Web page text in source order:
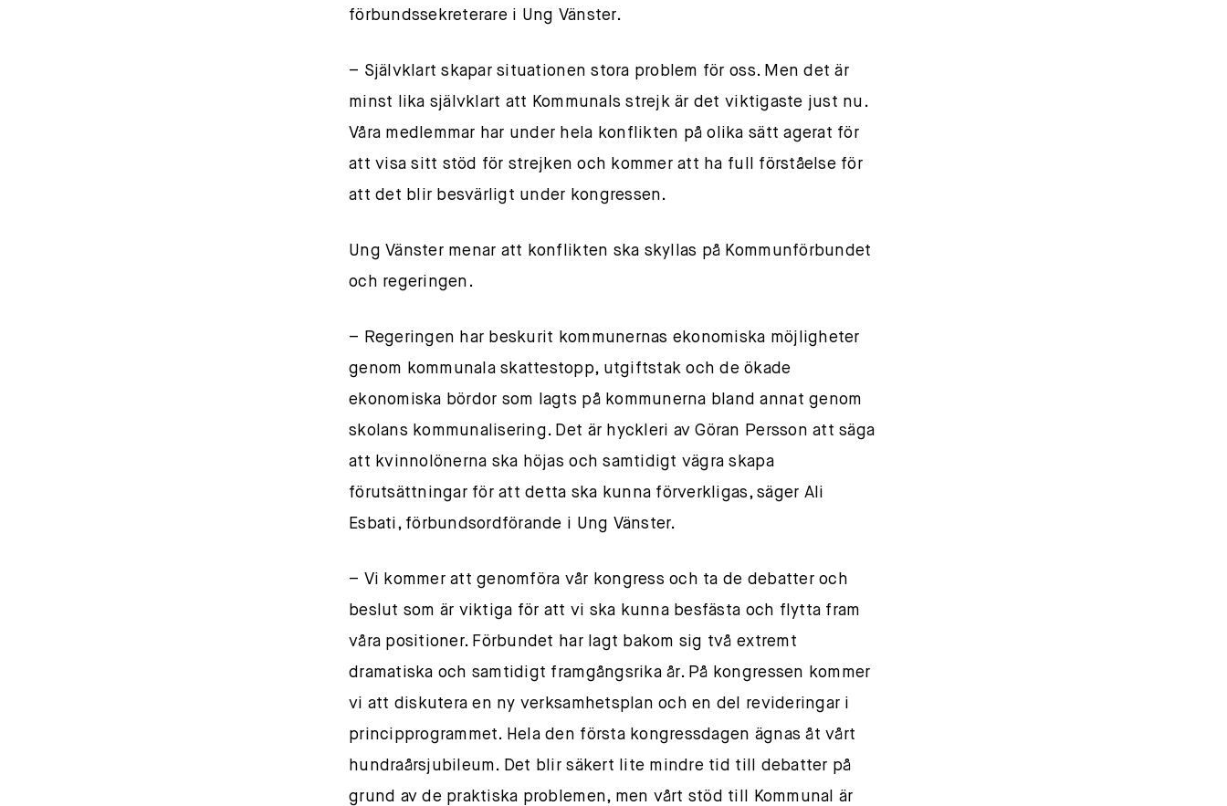
förbundssekreterare i Ung Vänster.
– Självklart skapar situationen stora problem för oss. Men det är
minst lika självklart att Kommunals strejk är det viktigaste just nu.
Våra medlemmar har under hela konflikten på olika sätt agerat för
att visa sitt stöd för strejken och kommer att ha full förståelse för
att det blir besvärligt under kongressen.
Ung Vänster menar att konflikten ska skyllas på Kommunförbundet
och regeringen.
– Regeringen har beskurit kommunernas ekonomiska möjligheter
genom kommunala skattestopp, utgiftstak och de ökade
ekonomiska bördor som lagts på kommunerna bland annat genom
skolans kommunalisering. Det är hyckleri av Göran Persson att säga
att kvinnolönerna ska höjas och samtidigt vägra skapa
förutsättningar för att detta ska kunna förverkligas, säger Ali
Esbati, förbundsordförande i Ung Vänster.
– Vi kommer att genomföra vår kongress och ta de debatter och
beslut som är viktiga för att vi ska kunna besfästa och flytta fram
våra positioner. Förbundet har lagt bakom sig två extremt
dramatiska och samtidigt framgångsrika år. På kongressen kommer
vi att diskutera en ny verksamhetsplan och en del revideringar i
principprogrammet. Hela den första kongressdagen ägnas åt vårt
hundraårsjubileum. Det blir säkert lite mindre tid till debatter på
grund av de praktiska problemen, men vårt stöd till Kommunal är